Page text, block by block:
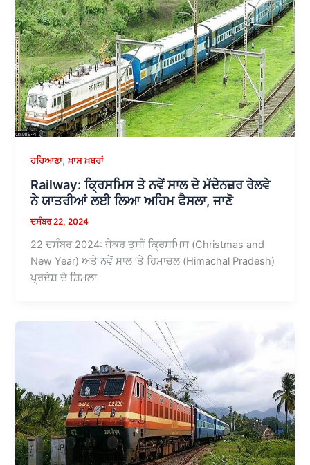
ਹਰਿਆਣਾ,ਖ਼ਾਸ ਖ਼ਬਰਾਂ
Railway: ਕ੍ਰਿਸਮਿਸ ਤੇ ਨਵੇਂ ਸਾਲ ਦੇ ਮੱਦੇਨਜ਼ਰ ਰੇਲਵੇ
ਨੇ ਯਾਤਰੀਆਂ ਲਈ ਲਿਆ ਅਹਿਮ ਫੈਸਲਾ, ਜਾਣੋ
ਦਸੰਬਰ 22, 2024
22 ਦਸੰਬਰ 2024: ਜੇਕਰ ਤੁਸੀਂ ਕ੍ਰਿਸਮਿਸ (Christmas and
New Year) ਅਤੇ ਨਵੇਂ ਸਾਲ ‘ਤੇ ਹਿਮਾਚਲ (Himachal Pradesh)
ਪ੍ਰਦੇਸ਼ ਦੇ ਸ਼ਿਮਲਾ